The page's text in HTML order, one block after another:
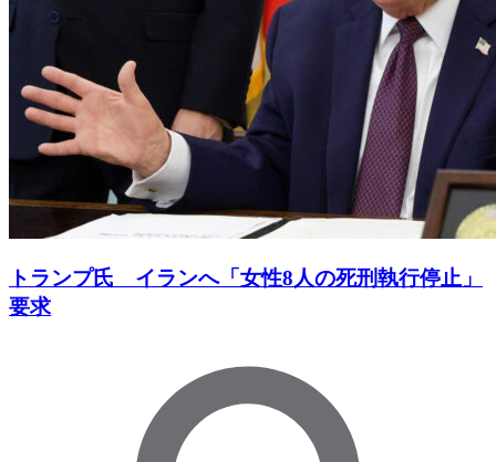
トランプ氏 イランへ「女性8人の死刑執行停止」
要求